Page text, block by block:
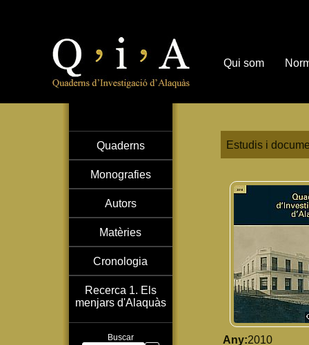
Quaderns
Monografies
Autors
Matèries
Cronologia
Recerca 1. Els
menjars d'Alaquàs
Buscar
Estudis i
Any:2010
Qui som